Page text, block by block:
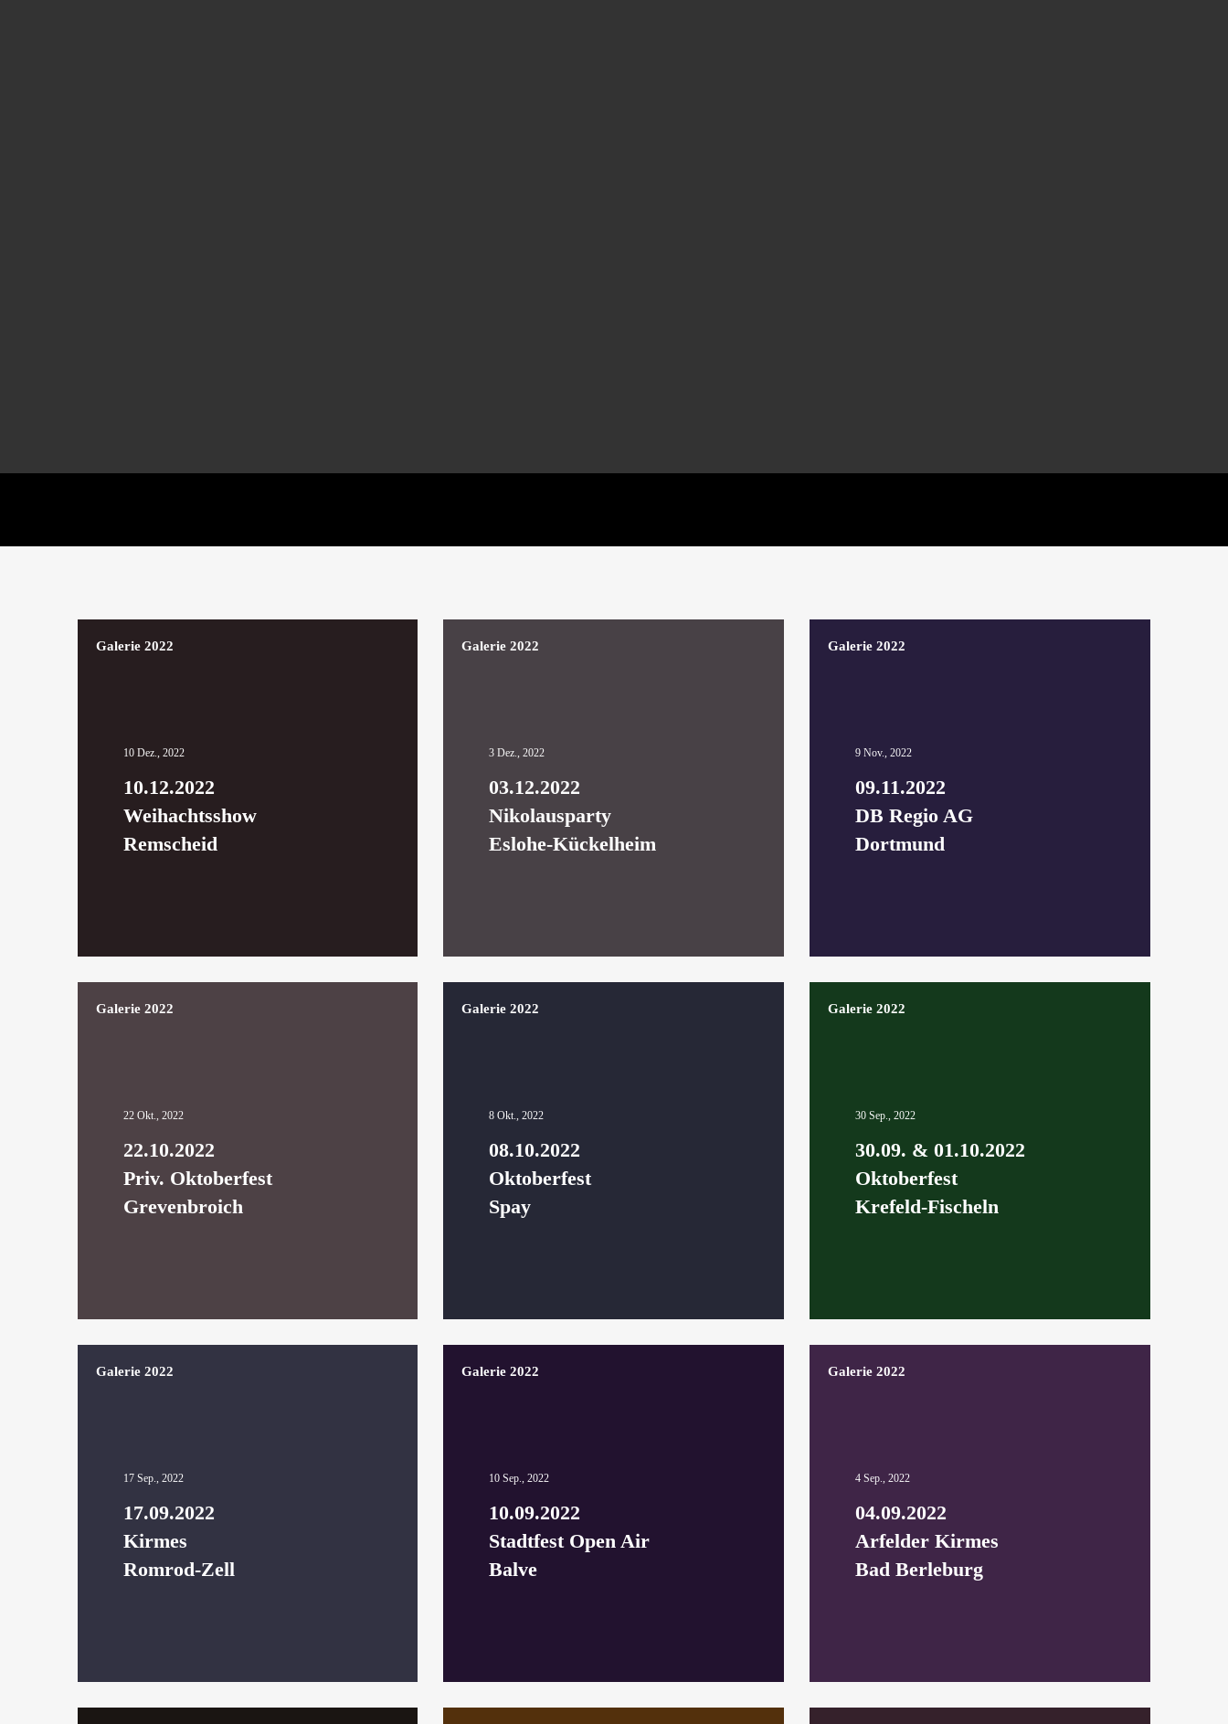
Galerie 2022
10 Dez., 2022
10.12.2022
Weihachtsshow
Remscheid
Galerie 2022
3 Dez., 2022
03.12.2022
Nikolausparty
Eslohe-Kückelheim
Galerie 2022
9 Nov., 2022
09.11.2022
DB Regio AG
Dortmund
Galerie 2022
22 Okt., 2022
22.10.2022
Priv. Oktoberfest
Grevenbroich
Galerie 2022
8 Okt., 2022
08.10.2022
Oktoberfest
Spay
Galerie 2022
30 Sep., 2022
30.09. & 01.10.2022
Oktoberfest
Krefeld-Fischeln
Galerie 2022
17 Sep., 2022
17.09.2022
Kirmes
Romrod-Zell
Galerie 2022
10 Sep., 2022
10.09.2022
Stadtfest Open Air
Balve
Galerie 2022
4 Sep., 2022
04.09.2022
Arfelder Kirmes
Bad Berleburg